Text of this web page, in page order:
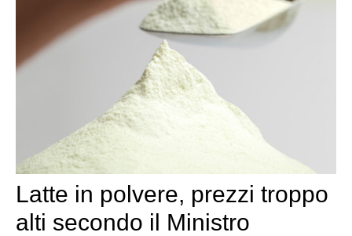
Latte in polvere, prezzi troppo
alti secondo il Ministro